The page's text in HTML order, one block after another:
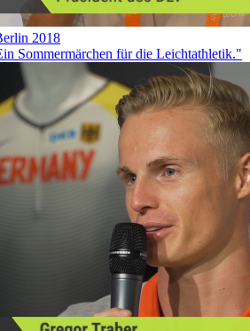
2018
Sommermärchen für die Leichtathletik."